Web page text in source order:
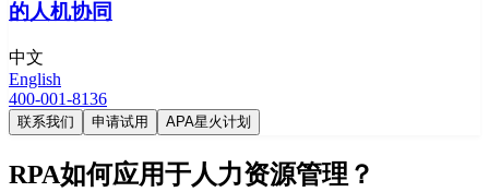
中文
English
400-001-8136
联系我们 申请试用 APA星火计划
RPA如何应用于人力资源管理？